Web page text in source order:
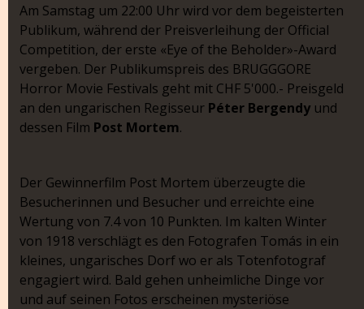
Am Samstag um 22:00 Uhr wird vor dem begeisterten
Publikum, während der Preisverleihung der Official
Competition, der erste «Eye of the Beholder»-Award
vergeben. Der Publikumspreis des BRUGGGORE
Horror Movie Festivals geht mit CHF 5'000.- Preisgeld
an den ungarischen Regisseur Péter Bergendy und
dessen Film Post Mortem.
Der Gewinnerfilm Post Mortem überzeugte die
Besucherinnen und Besucher und erreichte eine
Wertung von 7.4 von 10 Punkten. Im kalten Winter
von 1918 verschlägt es den Fotografen Tomás in ein
kleines, ungarisches Dorf wo er als Totenfotograf
engagiert wird. Bald gehen unheimliche Dinge vor
und auf seinen Fotos erscheinen mysteriöse